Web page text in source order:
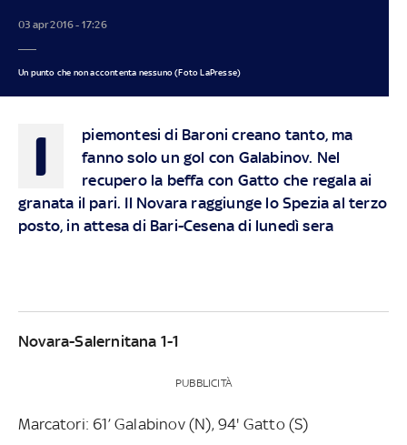
03 apr 2016 - 17:26
Un punto che non accontenta nessuno (Foto LaPresse)
I
piemontesi di Baroni creano tanto, ma
fanno solo un gol con Galabinov. Nel
recupero la beffa con Gatto che regala ai
granata il pari. Il Novara raggiunge lo Spezia al terzo
posto, in attesa di Bari-Cesena di lunedì sera
Novara-Salernitana 1-1
PUBBLICITÀ
Marcatori: 61’ Galabinov (N), 94' Gatto (S)